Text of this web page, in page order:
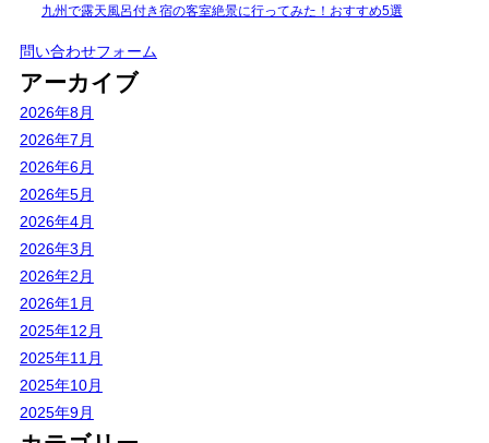
九州で露天風呂付き宿の客室絶景に行ってみた！おすすめ5選
問い合わせフォーム
アーカイブ
2026年8月
2026年7月
2026年6月
2026年5月
2026年4月
2026年3月
2026年2月
2026年1月
2025年12月
2025年11月
2025年10月
2025年9月